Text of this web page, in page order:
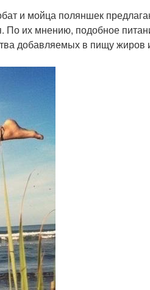
и мойца поляншек
По их мнению, подобное
добавляемых в пищу жиров